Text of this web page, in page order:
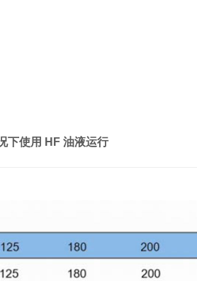
下使用 HF 油液运行